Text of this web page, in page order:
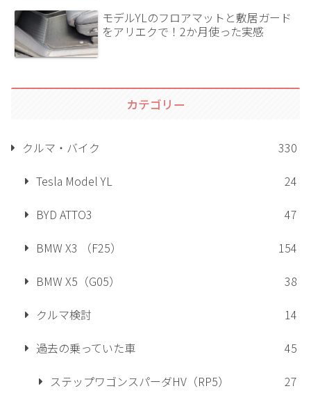
モデルYLのフロアマットと敷居ガード
をアリエクで！2か月使った実感
カテゴリー
クルマ・バイク
330
Tesla Model YL
24
BYD ATTO3
47
BMW X3 （F25）
154
BMW X5（G05）
38
クルマ検討
14
過去の乗っていた車
45
ステップワゴンスパーダHV（RP5）
27